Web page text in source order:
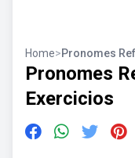
Home>Pronomes
Pronomes
Exercicios